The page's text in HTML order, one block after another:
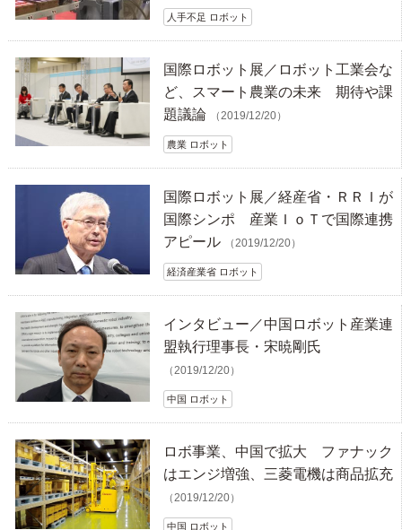
人手不足 ロボット
国際ロボット展／ロボット工業会な
ど、スマート農業の未来 期待や課
題議論
（2019/12/20）
農業 ロボット
国際ロボット展／経産省・ＲＲＩが
国際シンポ 産業ＩｏＴで国際連携
アピール
（2019/12/20）
経済産業省 ロボット
インタビュー／中国ロボット産業連
盟執行理事長・宋暁剛氏
（2019/12/20）
中国 ロボット
ロボ事業、中国で拡大 ファナック
はエンジ増強、三菱電機は商品拡充
（2019/12/20）
中国 ロボット